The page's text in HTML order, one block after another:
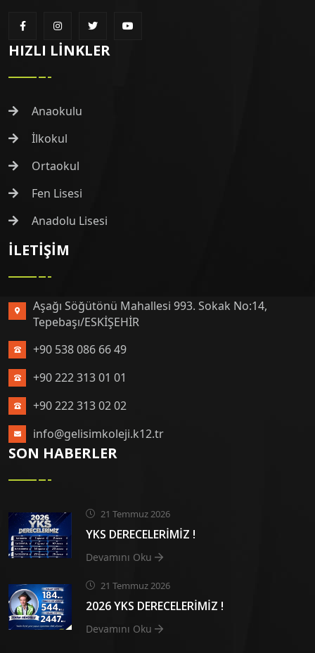
HIZLI LINKLER
Anaokulu
İlkokul
Ortaokul
Fen Lisesi
Anadolu Lisesi
İLETIŞIM
Aşağı Söğütönü Mahallesi 993. Sokak No:14,
Tepebaşı/ESKİŞEHİR
+90 538 086 66 49
+90 222 313 01 01
+90 222 313 02 02
info@gelisimkoleji.k12.tr
SON HABERLER
21 Temmuz 2026
YKS DERECELERİMİZ !
Devamını Oku
21 Temmuz 2026
2026 YKS DERECELERİMİZ !
Devamını Oku